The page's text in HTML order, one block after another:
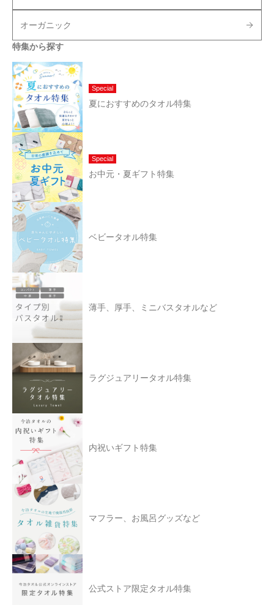
オーガニック
特集から探す
Special
夏におすすめのタオル特集
Special
お中元・夏ギフト特集
ベビータオル特集
薄手、厚手、ミニバスタオルなど
ラグジュアリータオル特集
内祝いギフト特集
マフラー、お風呂グッズなど
公式ストア限定タオル特集